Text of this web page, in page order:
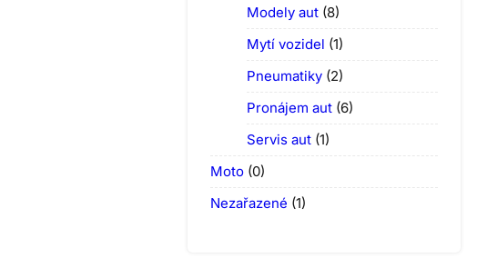
Modely aut (8)
Mytí vozidel (1)
Pneumatiky (2)
Pronájem aut (6)
Servis aut (1)
Moto (0)
Nezařazené (1)